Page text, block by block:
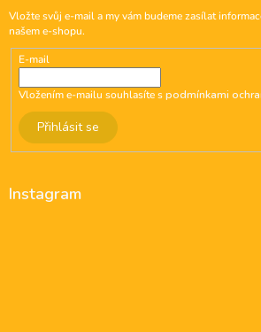
Vložte svůj e-mail a my vám budeme zasílat
našem e-shopu.
E-mail
Vložením e-mailu souhlasíte spodmínkami
Přihlásit se
Instagram